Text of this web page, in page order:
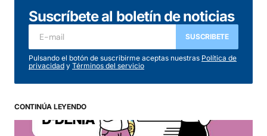
Suscríbete al boletín de noticias
SUSCRIBETE
Pulsando el botón de suscribirme aceptas nuestras Política de
privacidad y Términos del servicio
CONTINÚA LEYENDO